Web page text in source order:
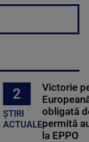
2
ȘTIRI
ACTUALE
Victorie
obligată
permită
la EPPO